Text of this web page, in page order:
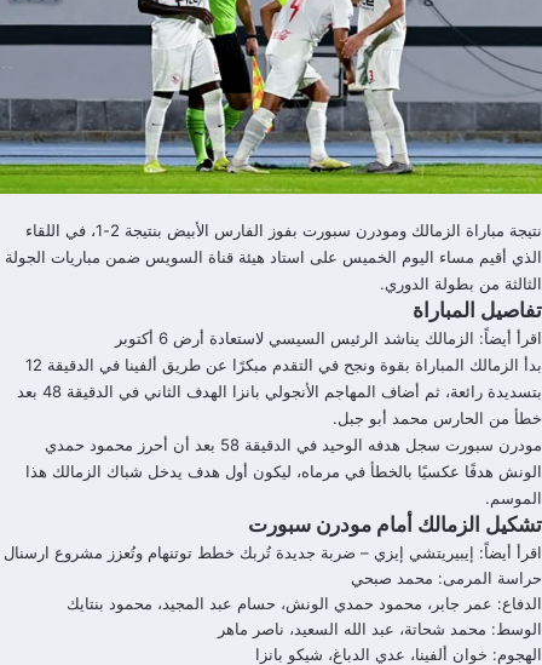
نتيجة مباراة الزمالك ومودرن سبورت بفوز الفارس الأبيض بنتيجة 2-1، في اللقاء
الذي أقيم مساء اليوم الخميس على استاد هيئة قناة السويس ضمن مباريات الجولة
الثالثة من بطولة الدوري.
تفاصيل المباراة
اقرأ أيضاً: الزمالك يناشد الرئيس السيسي لاستعادة أرض 6 أكتوبر
بدأ الزمالك المباراة بقوة ونجح في التقدم مبكرًا عن طريق ألفينا في الدقيقة 12
بتسديدة رائعة، ثم أضاف المهاجم الأنجولي بانزا الهدف الثاني في الدقيقة 48 بعد
خطأ من الحارس محمد أبو جبل.
مودرن سبورت سجل هدفه الوحيد في الدقيقة 58 بعد أن أحرز محمود حمدي
الونش هدفًا عكسيًا بالخطأ في مرماه، ليكون أول هدف يدخل شباك الزمالك هذا
الموسم.
تشكيل الزمالك أمام مودرن سبورت
اقرأ أيضاً: إيبيريتشي إيزي – ضربة جديدة تُربك خطط توتنهام وتُعزز مشروع ارسنال
حراسة المرمى: محمد صبحي
الدفاع: عمر جابر، محمود حمدي الونش، حسام عبد المجيد، محمود بنتايك
الوسط: محمد شحاتة، عبد الله السعيد، ناصر ماهر
الهجوم: خوان ألفينا، عدي الدباغ، شيكو بانزا